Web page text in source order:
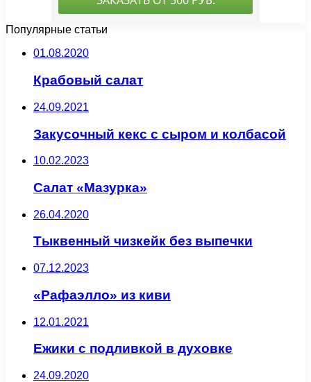
Популярные статьи
01.08.2020
Крабовый салат
24.09.2021
Закусочный кекс с сыром и колбасой
10.02.2023
Салат «Мазурка»
26.04.2020
Тыквенный чизкейк без выпечки
07.12.2023
«Рафаэлло» из киви
12.01.2021
Ежики с подливкой в духовке
24.09.2020